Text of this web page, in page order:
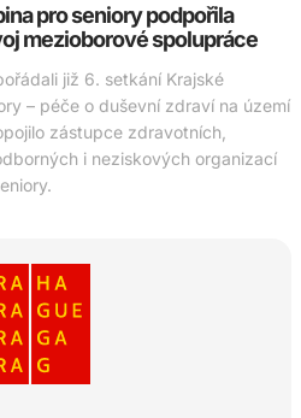
pro seniory podpořila
mezioborové spolupráce
již 6. setkání Krajské
– péče o duševní zdraví na území
zástupce zdravotních,
i neziskových organizací